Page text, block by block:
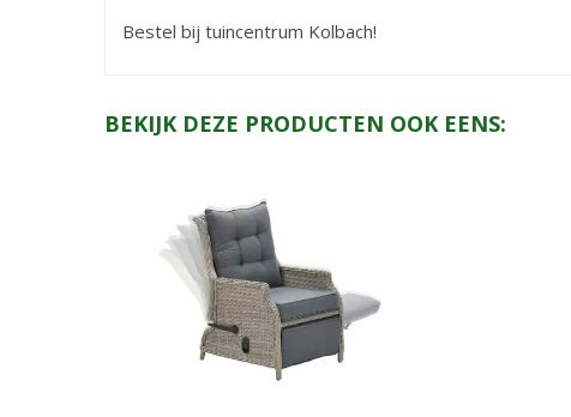
Bestel bij tuincentrum Kolbach!
BEKIJK DEZE PRODUCTEN OOK EENS: